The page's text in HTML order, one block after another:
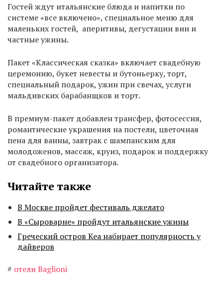
Гостей ждут итальянские блюда и напитки по
системе «все включено», специальное меню для
маленьких гостей, аперитивы, дегустации вин и
частные ужины.
Пакет «Классическая сказка» включает свадебную
церемонию, букет невесты и бутоньерку, торт,
специальный подарок, ужин при свечах, услуги
мальдивских барабанщков и торт.
В премиум-пакет добавлен трансфер, фотосессия,
романтические украшения на постели, цветочная
пена для ванны, завтрак с шампанским для
молодоженов, массаж, круиз, подарок и поддержку
от свадебного организатора.
Читайте также
В Москве пройдет фестиваль джелато
В «Сыроварне» пройдут итальянские ужины
Греческий остров Кеа набирает популярность у
дайверов
# отели Baglioni